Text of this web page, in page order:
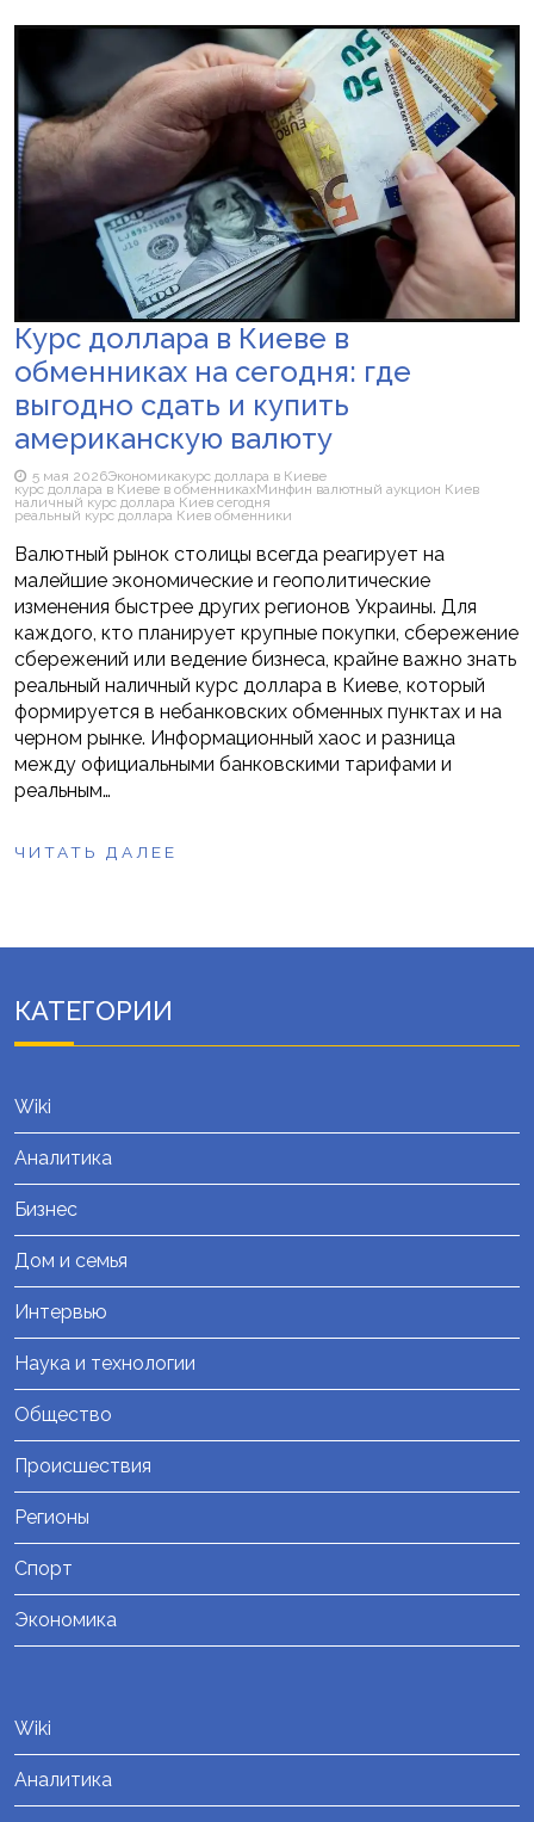
Курс доллара в Киеве в
обменниках на сегодня: где
выгодно сдать и купить
американскую валюту
5 мая 2026Экономикакурс доллара в Киеве
курс доллара в Киеве в обменникахМинфин валютный аукцион Киев
наличный курс доллара Киев сегодня
реальный курс доллара Киев обменники
Валютный рынок столицы всегда реагирует на
малейшие экономические и геополитические
изменения быстрее других регионов Украины. Для
каждого, кто планирует крупные покупки, сбережение
сбережений или ведение бизнеса, крайне важно знать
реальный наличный курс доллара в Киеве, который
формируется в небанковских обменных пунктах и на
черном рынке. Информационный хаос и разница
между официальными банковскими тарифами и
реальным…
ЧИТАТЬ ДАЛЕЕ
КАТЕГОРИИ
Wiki
Аналитика
Бизнес
Дом и семья
Интервью
Наука и технологии
Общество
Происшествия
Регионы
Спорт
Экономика
Wiki
Аналитика